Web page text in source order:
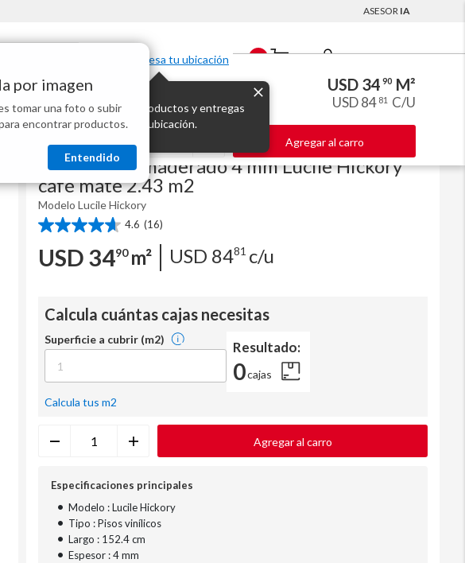
ASESOR IA
por imagen
tomar una foto o subir
encontrar productos.
Entendido
Ingresa tu ubicación
Mostraremos los productos y entregas
disponibles para tu ubicación.
0 Mi Cuenta
Lucile Hickory café mate 2.43 m2
Holztek Código
Piso vinílico maderado 4 mm Lucile Hickory
café mate 2.43 m2
Modelo Lucile Hickory
4.6 (16)
4.6
estrellas.
USD 3490 m² USD 8481 c/u
Calcula cuántas cajas necesitas
Superficie a cubrir (m2)
Calcula tus m2
Resultado:
0cajas
Agregar al carro
Especificaciones principales
• Modelo : Lucile Hickory
• Tipo : Pisos vinílicos
• Largo : 152.4 cm
• Espesor : 4 mm
USD 34 90 M²
USD 84 81 C/U
Agregar al carro